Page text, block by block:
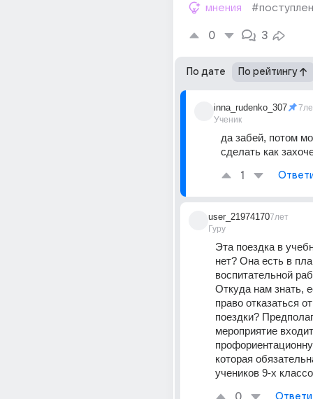
мнения
0 3
По дате По рейтингу
inna_rudenko_307
Ученик
да забей, потом
сделать как
1
user_21974170
Гуру
7лет
Эта поездка в
нет? Она есть в
воспитательной
Откуда нам знать,
право отказаться
поездки?
мероприятие
которая
учеников 9-х